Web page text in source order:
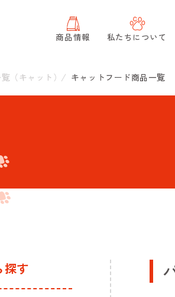
商品情報 私たちについて
（キャット） キャットフード商品一覧
探す